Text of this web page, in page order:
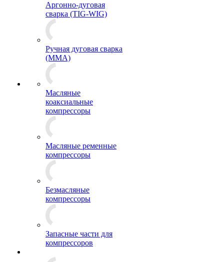
Аргонно-дуговая
сварка (TIG-WIG)
Ручная дуговая сварка
(MMA)
Масляные
коаксиальные
компрессоры
Масляные ременные
компрессоры
Безмасляные
компрессоры
Запасные части для
компрессоров